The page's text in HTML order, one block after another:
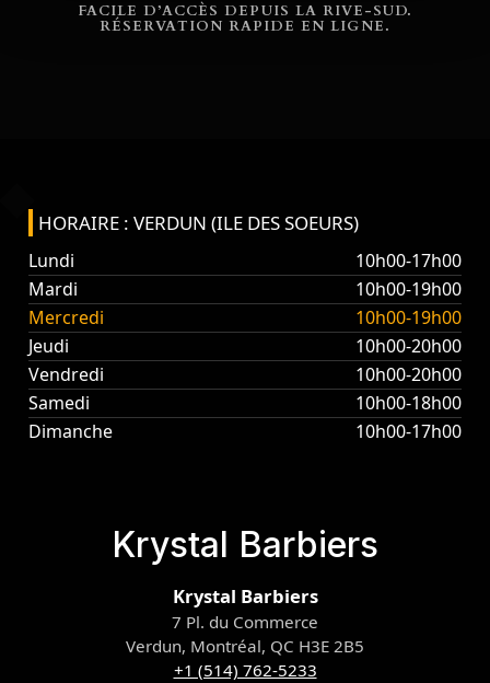
FACILE D’ACCÈS DEPUIS LA RIVE-SUD.
RÉSERVATION RAPIDE EN LIGNE.
HORAIRE : VERDUN (ILE DES SOEURS)
Lundi
10h00-17h00
Mardi
10h00-19h00
Mercredi
10h00-19h00
Jeudi
10h00-20h00
Vendredi
10h00-20h00
Samedi
10h00-18h00
Dimanche
10h00-17h00
Krystal Barbiers
Krystal Barbiers
7 Pl. du Commerce
Verdun, Montréal, QC H3E 2B5
+1 (514) 762-5233